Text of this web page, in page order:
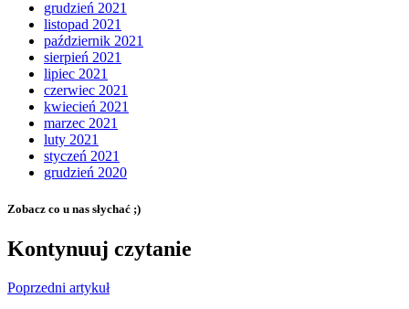
grudzień 2021
listopad 2021
październik 2021
sierpień 2021
lipiec 2021
czerwiec 2021
kwiecień 2021
marzec 2021
luty 2021
styczeń 2021
grudzień 2020
Zobacz co u nas słychać ;)
Kontynuuj czytanie
Poprzedni artykuł